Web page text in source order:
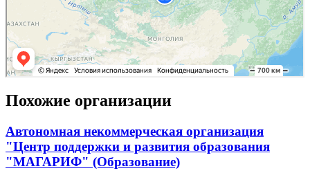
Похожие организации
Автономная некоммерческая организация
"Центр поддержки и развития образования
"МАГАРИФ" (Образование)